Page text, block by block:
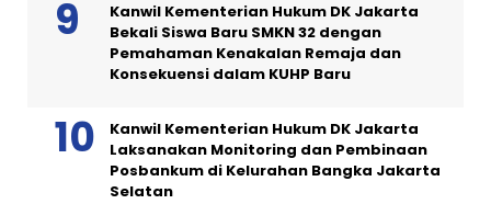
Kanwil Kementerian Hukum DK Jakarta
Bekali Siswa Baru SMKN 32 dengan
Pemahaman Kenakalan Remaja dan
Konsekuensi dalam KUHP Baru
Kanwil Kementerian Hukum DK Jakarta
Laksanakan Monitoring dan Pembinaan
Posbankum di Kelurahan Bangka Jakarta
Selatan